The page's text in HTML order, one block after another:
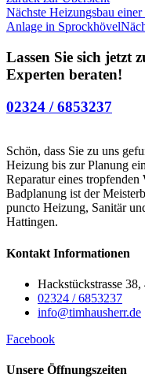
Nächste Heizungsbau
Anlage in Sprockhövel
Lassen Sie sich jetzt
Experten beraten!
02324 / 6853237
Schön, dass Sie zu uns
Heizung bis zur Planung
Reparatur eines tropfenden
Badplanung ist der
puncto Heizung, Sanitär
Hattingen.
Kontakt Informationen
Hackstückstrasse
02324 / 6853237
info@timhausherr.de
Facebook
Unsere Öffnungszeiten